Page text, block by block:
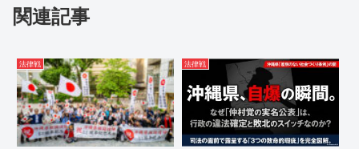
関連記事
法律戦 法律戦